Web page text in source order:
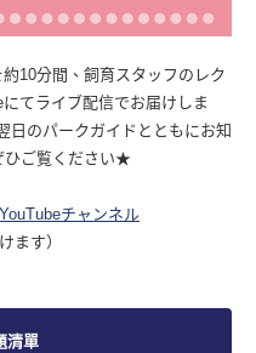
10分間、飼育スタッフのレク
てライブ配信でお届けしま
日のパークガイドとともにお知
ひご覧ください★
チャンネル
ます）
清單